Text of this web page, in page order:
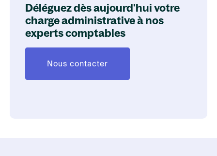
Déléguez dès aujourd'hui votre
charge administrative à nos
experts comptables
Nous contacter